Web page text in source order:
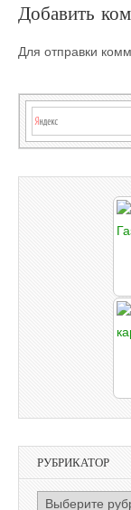
Добавить
Для отправки
РУБРИКАТОР
РУБРИКАТОР